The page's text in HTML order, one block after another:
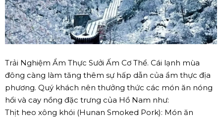
Trải Nghiệm Ẩm Thực Sưởi Ấm Cơ Thể. Cái lạnh mùa
đông càng làm tăng thêm sự hấp dẫn của ẩm thực địa
phương. Quý khách nên thưởng thức các món ăn nóng
hổi và cay nồng đặc trưng của Hồ Nam như:
Thịt heo xông khói (Hunan Smoked Pork): Món ăn